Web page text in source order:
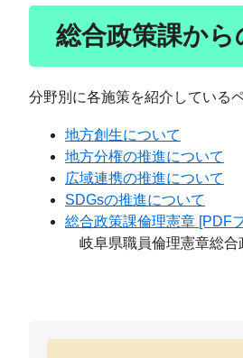
総合政策課か
分野別に各施策を紹介している
地方創生について
地方分権の推進について
広域連携の推進について
SDGsの推進について
総合政策課倫理憲章 [PDF
岐阜県職員倫理憲章総合